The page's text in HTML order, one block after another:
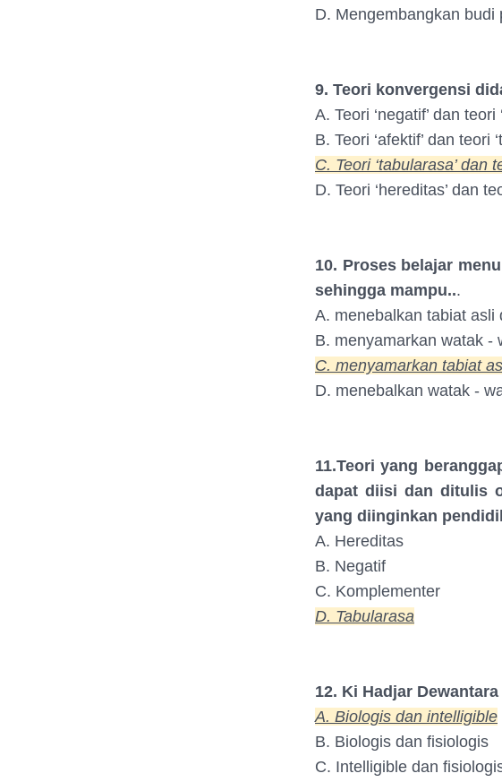
D. Mengembangkan budi
9. Teori konvergensi
A. Teori ‘negatif’ dan teori
B. Teori ‘afektif’ dan teori
C. Teori ‘tabularasa’ dan
D. Teori ‘hereditas’ dan
10. Proses belajar
sehingga mampu...
A. menebalkan tabiat asli
B. menyamarkan watak -
C. menyamarkan tabiat
D. menebalkan watak -
11.Teori yang
dapat diisi dan ditulis
yang diinginkan
A. Hereditas
B. Negatif
C. Komplementer
D. Tabularasa
12. Ki Hadjar
A. Biologis dan intelligible
B. Biologis dan fisiologis
C. Intelligible dan